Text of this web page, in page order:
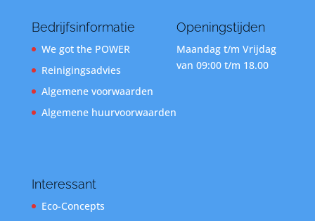
Bedrijfsinformatie
We got the POWER
Reinigingsadvies
Algemene voorwaarden
Algemene huurvoorwaarden
Openingstijden
Maandag t/m Vrijdag
van 09:00 t/m 18.00
Interessant
Eco-Concepts